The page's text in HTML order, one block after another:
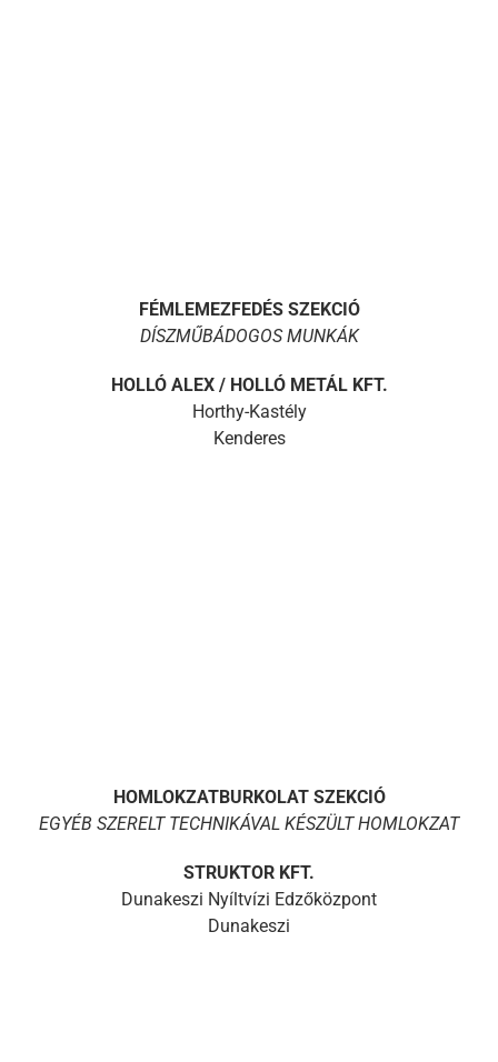
FÉMLEMEZFEDÉS SZEKCIÓ
DÍSZMŰBÁDOGOS MUNKÁK
HOLLÓ ALEX / HOLLÓ METÁL KFT.
Horthy-Kastély
Kenderes
HOMLOKZATBURKOLAT SZEKCIÓ
EGYÉB SZERELT TECHNIKÁVAL KÉSZÜLT HOMLOKZAT
STRUKTOR KFT.
Dunakeszi Nyíltvízi Edzőközpont
Dunakeszi